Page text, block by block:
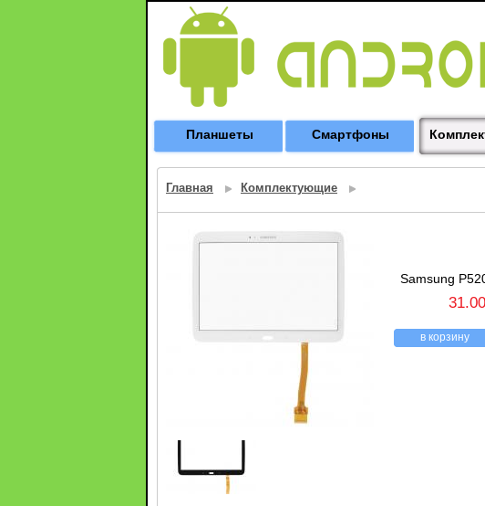
Планшеты Смартфоны
Главная Комплектующие
Samsung
в корзину